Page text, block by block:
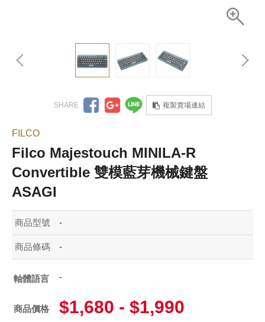
複製賣場連結
FILCO
Filco Majestouch MINILA-R
Convertible 雙模藍芽機械鍵盤
ASAGI
商品型號 -
商品條碼 -
軸體語言 -
商品價格 $1,680 - $1,990